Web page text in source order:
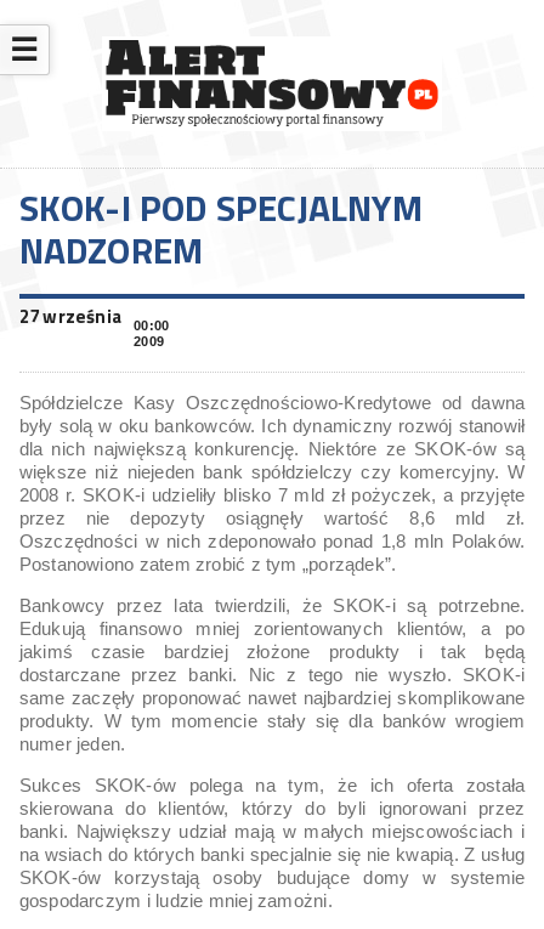
☰
SKOK-I POD SPECJALNYM
NADZOREM
27 września
00:00
2009
Spółdzielcze Kasy Oszczędnościowo-Kredytowe od dawna
były solą w oku bankowców. Ich dynamiczny rozwój stanowił
dla nich największą konkurencję. Niektóre ze SKOK-ów są
większe niż niejeden bank spółdzielczy czy komercyjny. W
2008 r. SKOK-i udzieliły blisko 7 mld zł pożyczek, a przyjęte
przez nie depozyty osiągnęły wartość 8,6 mld zł.
Oszczędności w nich zdeponowało ponad 1,8 mln Polaków.
Postanowiono zatem zrobić z tym „porządek”.
Bankowcy przez lata twierdzili, że SKOK-i są potrzebne.
Edukują finansowo mniej zorientowanych klientów, a po
jakimś czasie bardziej złożone produkty i tak będą
dostarczane przez banki. Nic z tego nie wyszło. SKOK-i
same zaczęły proponować nawet najbardziej skomplikowane
produkty. W tym momencie stały się dla banków wrogiem
numer jeden.
Sukces SKOK-ów polega na tym, że ich oferta została
skierowana do klientów, którzy do byli ignorowani przez
banki. Największy udział mają w małych miejscowościach i
na wsiach do których banki specjalnie się nie kwapią. Z usług
SKOK-ów korzystają osoby budujące domy w systemie
gospodarczym i ludzie mniej zamożni.